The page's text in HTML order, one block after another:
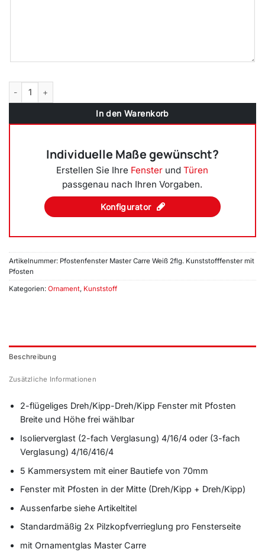
Pfostenfenster Master Carre Weiß 2flg. Kunststofffenster mit
In den Warenkorb
Individuelle Maße gewünscht?
Erstellen Sie Ihre Fenster undTüren
passgenau nach Ihren Vorgaben.
Konfigurator
Artikelnummer: Pfostenfenster Master Carre Weiß 2flg. Kunststofffenster mit
Pfosten
Kategorien: Ornament, Kunststoff
Beschreibung
Zusätzliche Informationen
2-flügeliges Dreh/Kipp-Dreh/Kipp Fenster mit Pfosten
Breite und Höhe frei wählbar
Isolierverglast (2-fach Verglasung) 4/16/4 oder (3-fach
Verglasung) 4/16/416/4
5 Kammersystem mit einer Bautiefe von 70mm
Fenster mit Pfosten in der Mitte (Dreh/Kipp + Dreh/Kipp)
Aussenfarbe siehe Artikeltitel
Standardmäßig 2x Pilzkopfverrieglung pro Fensterseite
mit Ornamentglas Master Carre